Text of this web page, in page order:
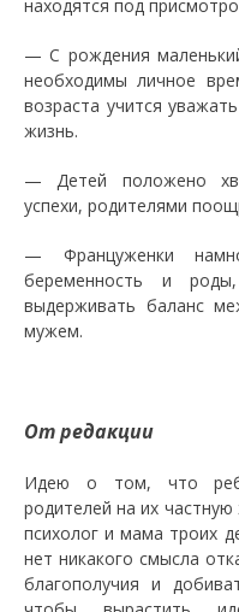
находятся под
— С рождения
необходимы личное
возраста учится
жизнь.
— Детей положено
успехи, родителями
— Француженки
беременность и
выдерживать баланс
мужем.
От редакции
Идею о том, что
родителей на их
психолог и мама троих
нет никакого смысла
благополучия и